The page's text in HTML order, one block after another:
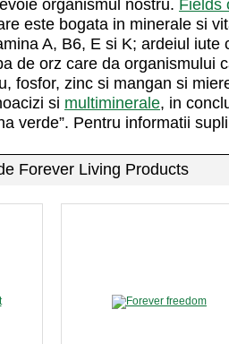
organismul nostru. Fields
este bogata in minerale si
A, B6, E si K; ardeiul iute
de orz care da organismului
fosfor, zinc si mangan si
si multiminerale, in
verde”. Pentru informatii
Forever Living Products